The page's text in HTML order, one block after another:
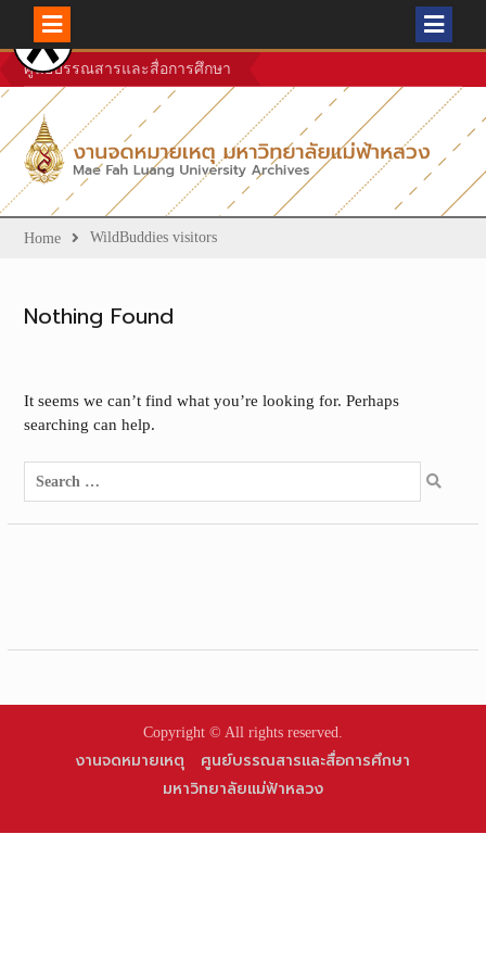
Skip
to
content
ศูนย์บรรณสารและสื่อการศึกษา
Home WildBuddies visitors
Nothing Found
It seems we can’t find what you’re looking for. Perhaps
searching can help.
Search
for:
Copyright © All rights reserved.
งานจดหมายเหตุ
ศูนย์บรรณสารและสื่อการศึกษา
มหาวิทยาลัยแม่ฟ้าหลวง